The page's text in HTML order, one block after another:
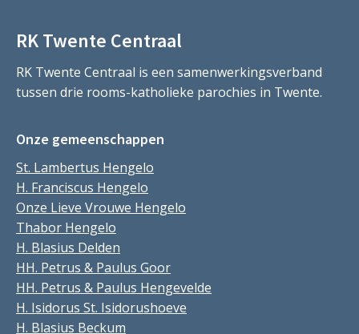
RK Twente Centraal
RK Twente Centraal is een samenwerkingsverband
tussen drie rooms-katholieke parochies in Twente.
Onze gemeenschappen
St. Lambertus Hengelo
H. Franciscus Hengelo
Onze Lieve Vrouwe Hengelo
Thabor Hengelo
H. Blasius Delden
HH. Petrus & Paulus Goor
HH. Petrus & Paulus Hengevelde
H. Isidorus St. Isidorushoeve
H. Blasius Beckum